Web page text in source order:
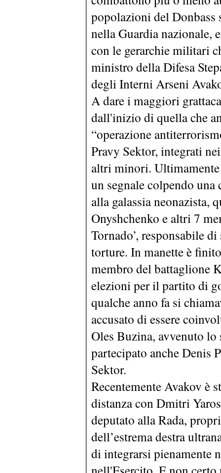
popolazioni del Donbass
nella Guardia nazionale,
con le gerarchie militari
ministro della Difesa
degli Interni Arseni
A dare i maggiori
dall'inizio di quella che
“operazione
Pravy Sektor, integrati
altri minori.
un segnale colpendo
alla galassia neonazista,
Onyshchenko e altri 7
Tornado’, responsabile
torture. In manette è
membro del battaglione
elezioni per il partito di
qualche anno fa si
accusato di essere
Oles Buzina, avvenuto lo
partecipato anche Denis
Sektor.
Recentemente Avakov è
distanza con Dmitri
deputato alla Rada,
dell’estrema destra
di integrarsi pienamente